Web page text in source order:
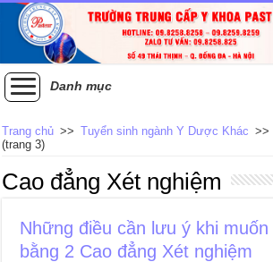
Danh mục
Trang chủ >> Tuyển sinh ngành Y Dược Khác >>
(trang 3)
Cao đẳng Xét nghiệm
Những điều cần lưu ý khi muốn
bằng 2 Cao đẳng Xét nghiệm